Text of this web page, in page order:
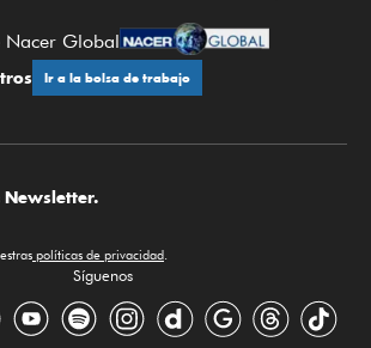
Nacer Global
Ir a la bolsa de trabajo
Newsletter.
políticas de privacidad.
Síguenos